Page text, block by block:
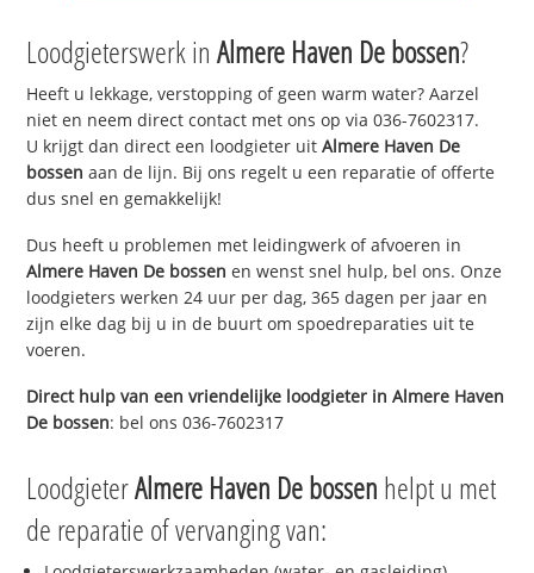
Loodgieterswerk inAlmere Haven De bossen?
Heeft u lekkage, verstopping of geen warm water? Aarzel
niet en neem direct contact met ons op via 036-7602317.
U krijgt dan direct een loodgieter uitAlmere Haven De
bossen aan de lijn. Bij ons regelt u een reparatie of offerte
dus snel en gemakkelijk!
Dus heeft u problemen met leidingwerk of afvoeren in
Almere Haven De bossen en wenst snel hulp, bel ons. Onze
loodgieters werken 24 uur per dag, 365 dagen per jaar en
zijn elke dag bij u in de buurt om spoedreparaties uit te
voeren.
Direct hulp van een vriendelijke loodgieter inAlmere Haven
De bossen: bel ons 036-7602317
LoodgieterAlmere Haven De bossen helpt u met
de reparatie of vervanging van: